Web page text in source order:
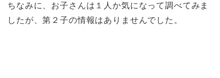
ちなみに、お子さんは１人か気になって調べてみま
したが、第２子の情報はありませんでした。